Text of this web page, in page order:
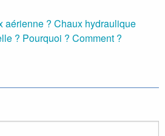
aérienne ? Chaux hydraulique
? Pourquoi ? Comment ?